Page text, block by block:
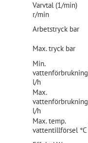
Varvtal (1/min)
r/min
Arbetstryck bar
Max. tryck bar
Min.
vattenförbrukning
l/h
Max.
vattenförbrukning
l/h
Max. temp.
vattentillförsel °C